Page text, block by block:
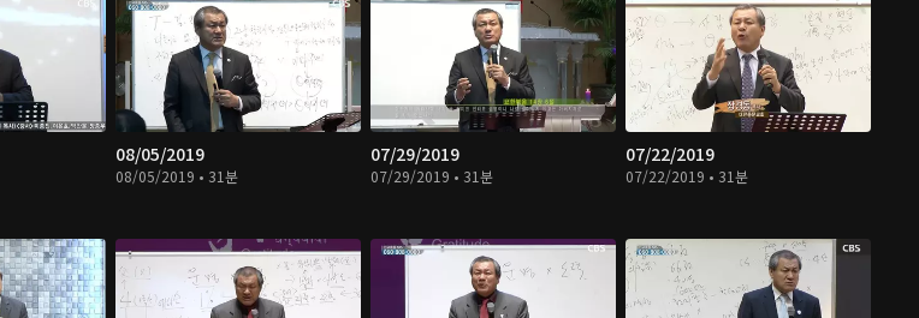
08/05/2019
08/05/2019 • 31분
07/29/2019
07/29/2019 • 31분
07/22/2019
07/22/2019 • 31분